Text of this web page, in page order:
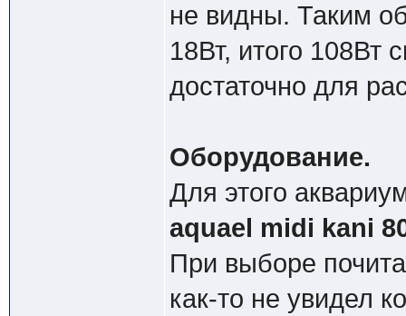
не видны. Таким
18Вт, итого 108Вт
достаточно для
Оборудование.
Для этого
aquael midi kani
При выборе
как-то не увидел